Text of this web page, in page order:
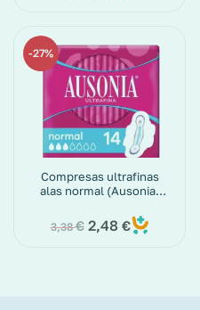
27%
Compresas ultrafinas
alas normal (Ausonia)
3,38€ 2,48 €